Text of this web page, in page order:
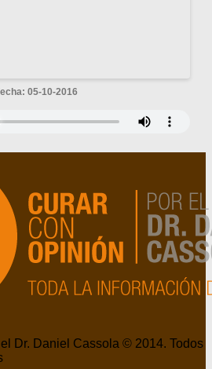
05-10-2016
Dr. Daniel Cassola © 2014. Todos